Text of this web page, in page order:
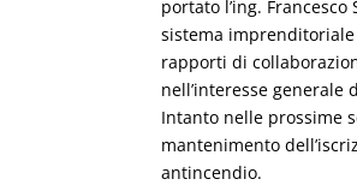
portato l’ing.
sistema
rapporti di
nell’interesse generale
Intanto nelle prossime
mantenimento
antincendio.